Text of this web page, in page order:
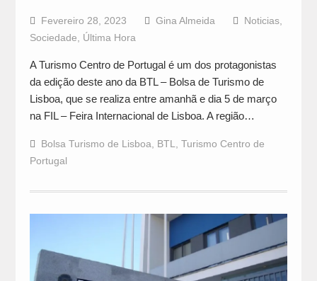
Fevereiro 28, 2023 Gina Almeida Noticias,
Sociedade
Última Hora
A Turismo Centro de Portugal é um dos protagonistas
da edição deste ano da BTL – Bolsa de Turismo de
Lisboa, que se realiza entre amanhã e dia 5 de março
na FIL – Feira Internacional de Lisboa. A região…
Bolsa Turismo de Lisboa BTL
Turismo Centro de
Portugal